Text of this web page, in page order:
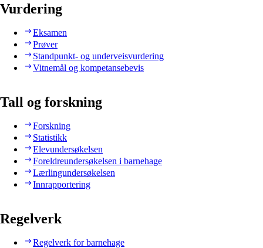
Vurdering
Eksamen
Prøver
Standpunkt- og underveisvurdering
Vitnemål og kompetansebevis
Tall og forskning
Forskning
Statistikk
Elevundersøkelsen
Foreldreundersøkelsen i barnehage
Lærlingundersøkelsen
Innrapportering
Regelverk
Regelverk for barnehage